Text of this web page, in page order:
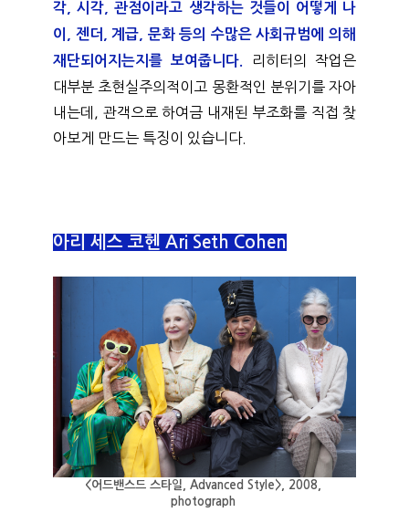
각, 시각, 관점이라고 생각하는 것들이 어떻게 나
이, 젠더, 계급, 문화 등의 수많은 사회규범에 의해
재단되어지는지를 보여줍니다. 리히터의 작업은
대부분 초현실주의적이고 몽환적인 분위기를 자아
내는데, 관객으로 하여금 내재된 부조화를 직접 찾
아보게 만드는 특징이 있습니다.
아리 세스 코헨 Ari Seth Cohen
<어드밴스드 스타일, Advanced Style>, 2008,
photograph